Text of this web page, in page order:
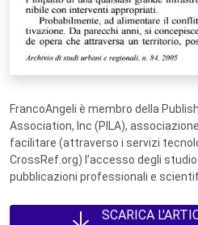
FrancoAngeli è membro della
Association, Inc (PILA),
facilitare (attraverso i servizi
CrossRef.org) l’accesso degli
pubblicazioni professionali e
SCARICA